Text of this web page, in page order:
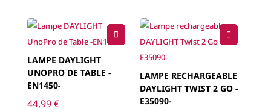
LAMPE DAYLIGHT
UNOPRO DE TABLE -
EN1450-
44,99€
LAMPE RECHARGEABLE
DAYLIGHT TWIST 2 GO -
E35090-